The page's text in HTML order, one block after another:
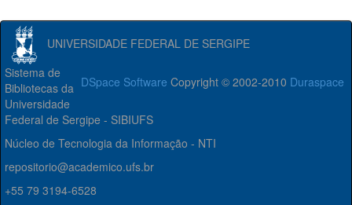
UNIVERSIDADE FEDERAL DE SERGIPE
DSpace Software Copyright © 2002-2010 Duraspace
Sistema de
Bibliotecas da
Universidade
Federal de Sergipe - SIBIUFS
Núcleo de Tecnologia da Informação - NTI
repositorio@academico.ufs.br
+55 79 3194-6528